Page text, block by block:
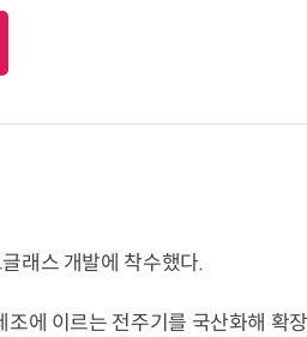
래스 개발에 착수했다.
에 이르는 전주기를 국산화해 확